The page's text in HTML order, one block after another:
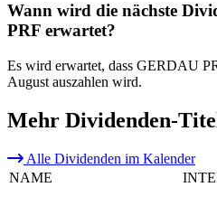
Wann wird die nächste
PRF erwartet?
Es wird erwartet, dass GERDAU
August auszahlen wird.
Mehr Dividenden-
Alle Dividenden im Kalender
NAME